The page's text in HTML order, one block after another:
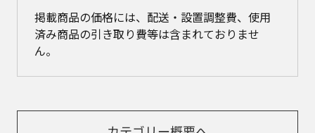
掲載商品の価格には、配送・設置調整費、使用
済み商品の引き取り費等は含まれておりませ
ん。